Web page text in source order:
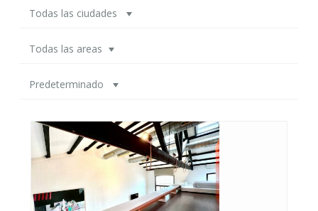
Todas las ciudades
Todas las areas
Predeterminado